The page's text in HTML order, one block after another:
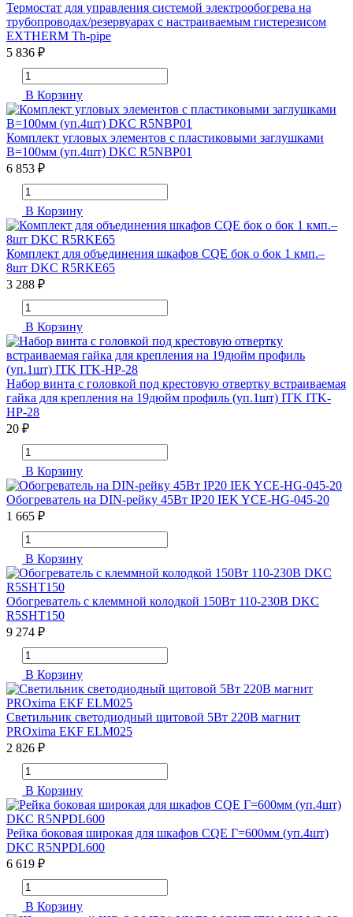
Термостат для управления системой электрообогрева на
трубопроводах/резервуарах с настраиваемым гистерезисом
EXTHERM Th-pipe
5 836 ₽
В Корзину
Комплект угловых элементов с пластиковыми заглушками
В=100мм (уп.4шт) DKC R5NBP01
6 853 ₽
В Корзину
Комплект для объединения шкафов CQE бок о бок 1 кмп.–
8шт DKC R5RKE65
3 288 ₽
В Корзину
Набор винта с головкой под крестовую отвертку встраиваемая
гайка для крепления на 19дюйм профиль (уп.1шт) ITK ITK-
HP-28
20 ₽
В Корзину
Обогреватель на DIN-рейку 45Вт IP20 IEK YCE-HG-045-20
1 665 ₽
В Корзину
Обогреватель с клеммной колодкой 150Вт 110-230В DKC
R5SHT150
9 274 ₽
В Корзину
Светильник светодиодный щитовой 5Вт 220В магнит
PROxima EKF ELM025
2 826 ₽
В Корзину
Рейка боковая широкая для шкафов CQE Г=600мм (уп.4шт)
DKC R5NPDL600
6 619 ₽
В Корзину